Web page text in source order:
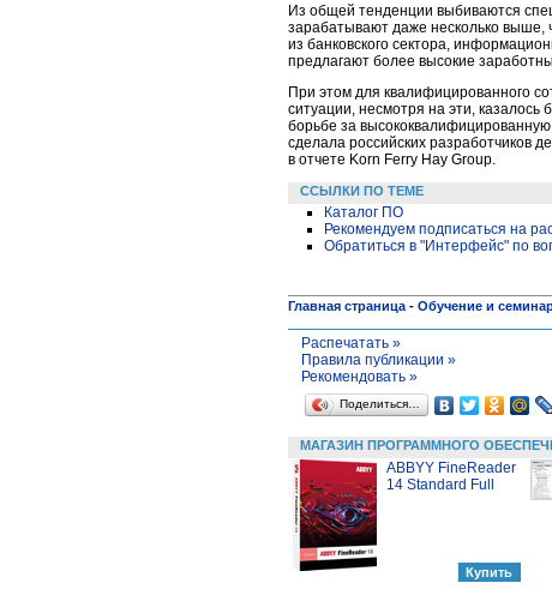
Из общей тенденции выбиваются
зарабатывают даже несколько выше,
из банковского сектора,
предлагают более высокие
При этом для квалифицированного
ситуации, несмотря на эти,
борьбе за
сделала российских разработчиков
в отчете Korn Ferry Hay Group.
ССЫЛКИ ПО ТЕМЕ
Каталог ПО
Рекомендуем подписаться на
Обратиться в "Интерфейс" по
Главная страница - Обучение и
Распечатать »
Правила публикации »
Рекомендовать »
Поделиться…
МАГАЗИН ПРОГРАММНОГО
ABBYY FineReader
14 Standard Full